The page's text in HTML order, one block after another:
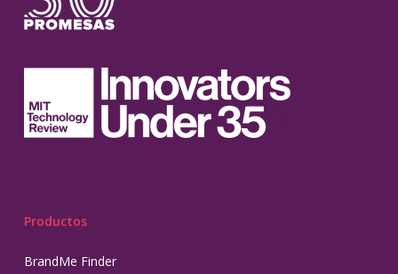
Productos
BrandMe Finder